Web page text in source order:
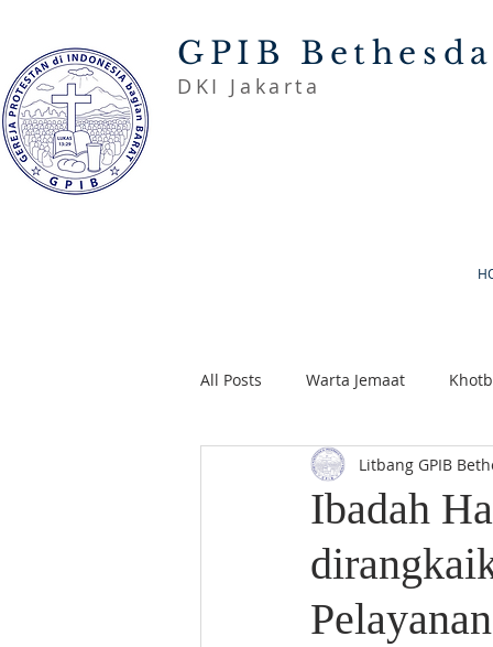
GPIB Bethesda
DKI Jakarta
All Posts Warta Jemaat
Ibadah
Litbang GPIB